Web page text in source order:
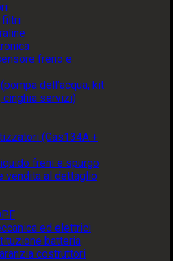
filtri
freno e
dell’acqua, kit
cinghia servizi)
(Gas134A +
freni e spurgo
vendita al dettaglio
ed elettrici
batteria
costruttori